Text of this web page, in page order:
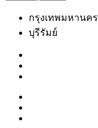
กรุงเทพมหานคร
บุรีรัมย์